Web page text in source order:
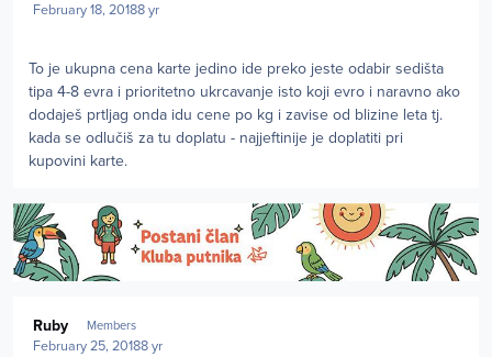
February 18, 20188 yr
To je ukupna cena karte jedino ide preko jeste odabir sedišta
tipa 4-8 evra i prioritetno ukrcavanje isto koji evro i naravno ako
dodaješ prtljag onda idu cene po kg i zavise od blizine leta tj.
kada se odlučiš za tu doplatu - najjeftinije je doplatiti pri
kupovini karte.
Ruby Members
February 25, 20188 yr